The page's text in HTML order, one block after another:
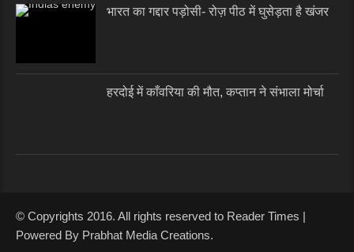
भारत का गद्दार पड़ोसी- रोज़ पीठ में घुसेड़ता है खंजर
हरदोई में काँवरिया की मौत, कप्तान ने संभाला मोर्चा
© Copyrights 2016. All rights reserved to Reader Times |
Powered By Prabhat Media Creations.